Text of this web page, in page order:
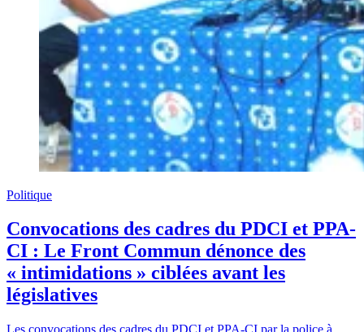
Politique
Convocations des cadres du PDCI et PPA-
CI : Le Front Commun dénonce des
« intimidations » ciblées avant les
législatives